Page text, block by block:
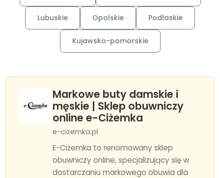
Lubuskie Opolskie Podlaskie
Kujawsko-pomorskie
Markowe buty damskie i
męskie | Sklep obuwniczy
online e-Ciżemka
e-cizemka.pl
E-Ciżemka to renomowany sklep
obuwniczy online, specjalizujący się w
dostarczaniu markowego obuwia dla